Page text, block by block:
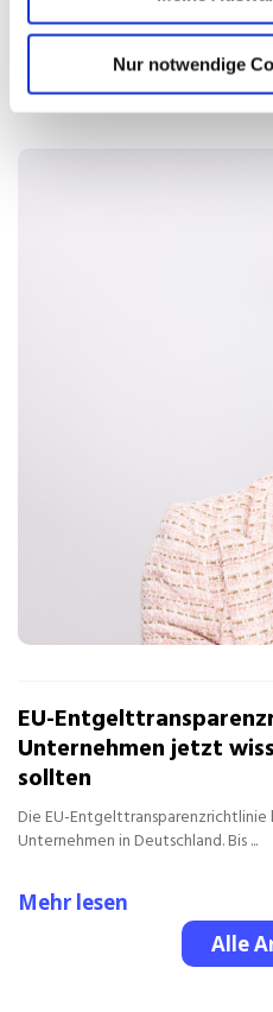
Nur notwendige
Alle
die falschen ...
Mehr lesen
EU-
Unternehmen jetzt
sollten
Die EU-
Unternehmen in Deutschland. Bis ...
Mehr lesen